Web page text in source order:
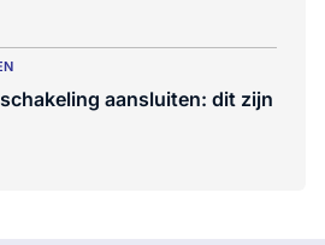
aansluiten: dit zijn